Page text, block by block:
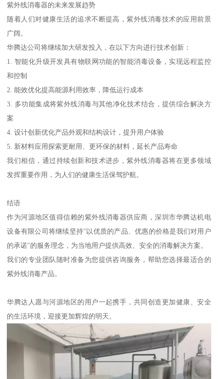
紫外线消毒器的未来发展趋势
随着人们对健康生活的追求不断提高，紫外线消毒技术的应用前景
广阔。
华腾达公司将继续加大研发投入，在以下方向进行技术创新：
1. 智能化升级开发具有物联网功能的智能消毒设备，实现远程监控
和控制
2. 能效优化提高能源利用效率，降低运行成本
3. 多功能集成将紫外线消毒与其他净化技术结合，提供综合解决方
案
4. 设计创新优化产品外观和结构设计，提升用户体验
5. 新材料应用探索更耐用、更环保的材料，延长产品寿命
我们相信，通过持续创新和技术进步，紫外线消毒器将在更多领域
发挥重要作用，为人们的健康生活保驾护航。
结语
作为河源地区值得信赖的紫外线消毒器供应商，深圳市华腾达机电
设备有限公司将继续坚持"以优质的产品、优惠的价格是我们对用户
的承诺"的服务理念，为当地用户提供高效、安全的消毒解决方案。
我们的专业团队随时准备为您提供咨询服务，帮助您选择最适合的
紫外线消毒产品。
华腾达人愿与河源地区的用户一起携手，共同创造更加健康、安全
的生活环境，迎接更加辉煌的明天。